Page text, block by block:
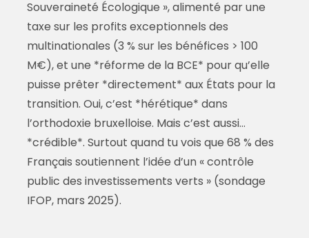
Souveraineté Écologique », alimenté par une
taxe sur les profits exceptionnels des
multinationales (3 % sur les bénéfices > 100
M€), et une *réforme de la BCE* pour qu’elle
puisse prêter *directement* aux États pour la
transition. Oui, c’est *hérétique* dans
l’orthodoxie bruxelloise. Mais c’est aussi…
*crédible*. Surtout quand tu vois que 68 % des
Français soutiennent l’idée d’un « contrôle
public des investissements verts » (sondage
IFOP, mars 2025).